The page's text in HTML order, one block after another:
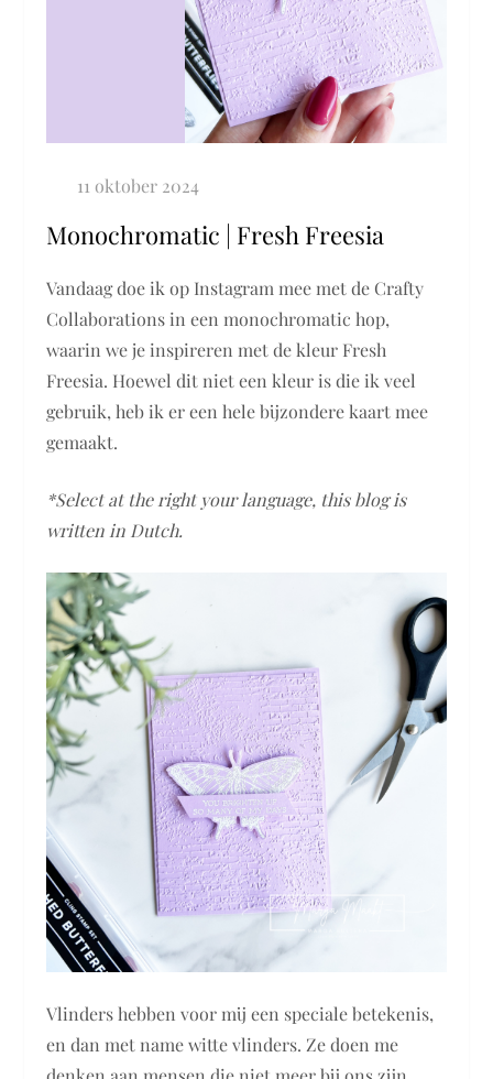
Monochromatic | Fresh Freesia
Vandaag doe ik op Instagram mee met de Crafty
Collaborations in een monochromatic hop,
waarin we je inspireren met de kleur Fresh
Freesia. Hoewel dit niet een kleur is die ik veel
gebruik, heb ik er een hele bijzondere kaart mee
gemaakt.
*Select at the right your language, this blog is
written in Dutch.
Vlinders hebben voor mij een speciale betekenis,
en dan met name witte vlinders. Ze doen me